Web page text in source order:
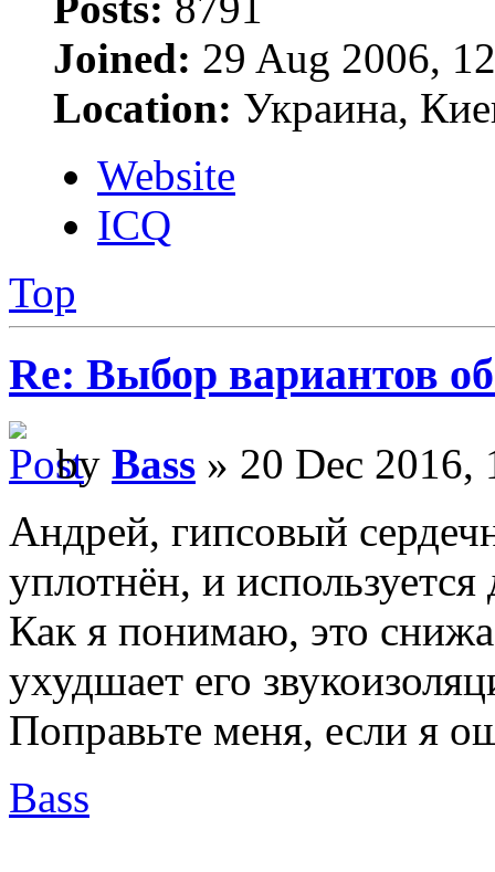
Joined: 29 Aug 2006,
Location: Украина,
Website
ICQ
Top
Re: Выбор вариантов
by Bass » 20 Dec 2016,
Андрей, гипсовый
уплотнён, и
Как я понимаю, это
ухудшает его
Поправьте меня, если я
Bass